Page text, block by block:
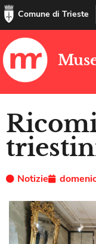
Comune di Trieste
Notizie